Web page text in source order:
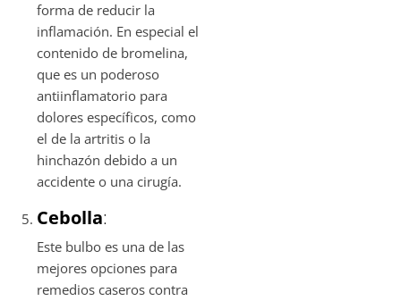
forma de reducir la
inflamación. En especial el
contenido de bromelina,
que es un poderoso
antiinflamatorio para
dolores específicos, como
el de la artritis o la
hinchazón debido a un
accidente o una cirugía.
Cebolla:
Este bulbo es una de las
mejores opciones para
remedios caseros contra